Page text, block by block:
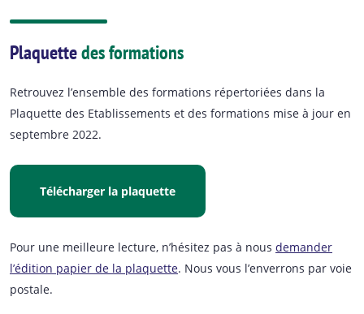
Plaquettedes formations
Retrouvez l’ensemble des formations répertoriées dans la
Plaquette des Etablissements et des formations mise à jour en
septembre 2022.
Télécharger la plaquette
Pour une meilleure lecture, n’hésitez pas à nous demander
l’édition papier de la plaquette. Nous vous l’enverrons par voie
postale.